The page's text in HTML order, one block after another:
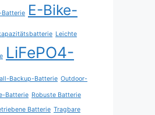
Batterie E-Bike-
Leichte
LiFePO4-
Backup-Batterie Outdoor-
Batterie Robuste Batterie
Batterie Tragbare